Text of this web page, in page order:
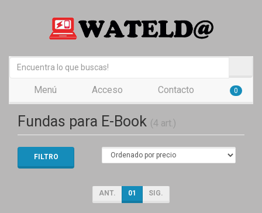
Menú Acceso Contacto 0
Fundas para E-Book (4 art.)
FILTRO
ANT. 01 SIG.